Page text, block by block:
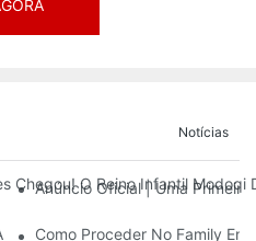
Notícias
Chegou! O Reino Infantil
Anúncio Oficial | Uma
Investir Em Um Centro
Como Proceder No Family